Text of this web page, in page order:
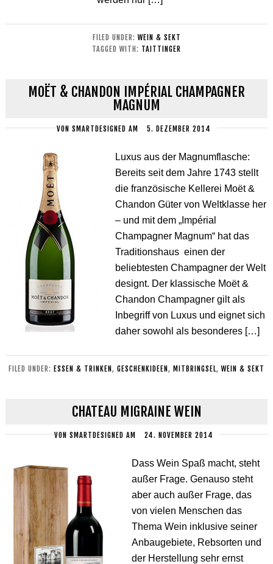
FILED UNDER: WEIN & SEKT
TAGGED WITH: TAITTINGER
MOËT & CHANDON IMPÉRIAL CHAMPAGNER
MAGNUM
VON SMARTDESIGNED AM 5. DEZEMBER 2014
Luxus aus der Magnumflasche:
Bereits seit dem Jahre 1743 stellt
die französische Kellerei Moët &
Chandon Güter von Weltklasse her
– und mit dem „Impérial
Champagner Magnum“ hat das
Traditionshaus einen der
beliebtesten Champagner der Welt
designt. Der klassische Moët &
Chandon Champagner gilt als
Inbegriff von Luxus und eignet sich
daher sowohl als besonderes […]
FILED UNDER: ESSEN & TRINKEN , GESCHENKIDEEN , MITBRINGSEL, WEIN & SEKT
CHATEAU MIGRAINE WEIN
VON SMARTDESIGNED AM 24. NOVEMBER 2014
Dass Wein Spaß macht, steht
außer Frage. Genauso steht
aber auch außer Frage, das
von vielen Menschen das
Thema Wein inklusive seiner
Anbaugebiete, Rebsorten und
der Herstellung sehr ernst